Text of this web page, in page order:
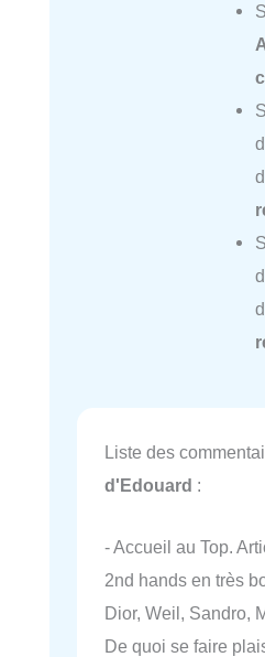
Liste des
d'Edouard :
- Accueil au Top.
2nd hands en très
Dior, Weil, Sandro,
De quoi se faire